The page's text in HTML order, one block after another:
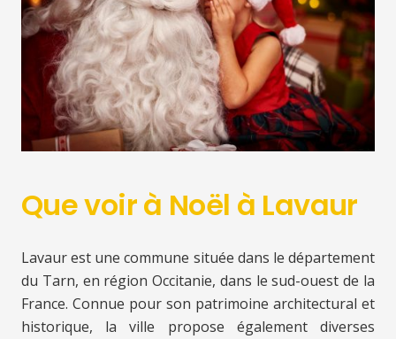
Que voir à Noël à Lavaur
Lavaur est une commune située dans le département
du Tarn, en région Occitanie, dans le sud-ouest de la
France. Connue pour son patrimoine architectural et
historique, la ville propose également diverses